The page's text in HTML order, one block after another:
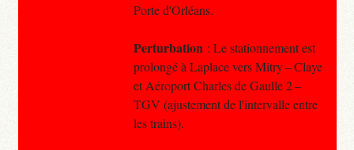
Porte d'Orléans.
Perturbation : Le stationnement est
prolongé à Laplace vers Mitry – Claye
et Aéroport Charles de Gaulle 2 –
TGV (ajustement de l'intervalle entre
les trains).